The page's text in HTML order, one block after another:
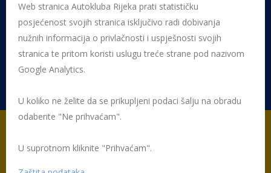
051 212 442 Centrala
Pon - Pet 08:00 - 16:00
Rujevica 9/1, 51000 Rijeka
Početna Kvizovi
Web stranica Autokluba Rijeka prati statističku
posjećenost svojih stranica isključivo radi dobivanja
nužnih informacija o privlačnosti i uspješnosti svojih
stranica te pritom koristi uslugu treće strane pod nazivom
Google Analytics.
U koliko ne želite da se prikupljeni podaci šalju na obradu
odaberite "Ne prihvaćam".
U suprotnom kliknite "Prihvaćam".